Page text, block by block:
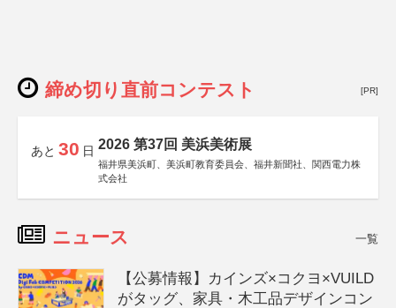
締め切り直前コンテスト [PR]
あと 30 日 2026 第37回 美浜美術展
福井県美浜町、美浜町教育委員会、福井新聞社、関西電力株
式会社
ニュース 一覧
【公募情報】カインズ×コクヨ×VUILD
がタッグ、家具・木工品デザインコン